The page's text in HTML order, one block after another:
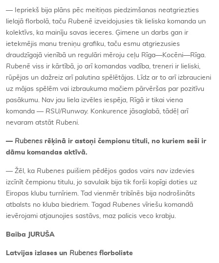
— Iepriekš bija plāns pēc meitiņas piedzimšanas neatgriezties
lielajā florbolā, taču Rubenē izveidojusies tik lieliska komanda un
kolektīvs, ka mainīju savas ieceres. Ģimene un darbs gan ir
ietekmējis manu treniņu grafiku, taču esmu atgriezusies
draudzīgajā vienībā un regulāri mēroju ceļu Rīga—Kocēni—Rīga.
Rubenē viss ir kārtībā, jo arī komandas vadība, treneri ir lieliski,
rūpējas un dažreiz arī palutina spēlētājas. Līdz ar to arī izbraucieni
uz mājas spēlēm vai izbraukuma mačiem pārvēršas par pozitīvu
pasākumu. Nav jau liela izvēles iespēja, Rīgā ir tikai viena
komanda — RSU/Runway. Konkurence jāsaglabā, tādēļ arī
nevaram atstāt Rubeni.
— Rubenes rēķinā ir astoņi čempionu tituli, no kuriem seši ir
dāmu komandas aktīvā.
— Žēl, ka Rubenes puišiem pēdējos gados vairs nav izdevies
izcīnīt čempionu titulu, jo savulaik bija tik forši kopīgi doties uz
Eiropas klubu turnīriem. Tad vienmēr tribīnēs bija nodrošināts
atbalsts no kluba biedriem. Tagad Rubenes vīriešu komandā
ievērojami atjaunojies sastāvs, maz palicis veco krabju.
Baiba JURUŠA
Latvijas izlases un Rubenes florboliste